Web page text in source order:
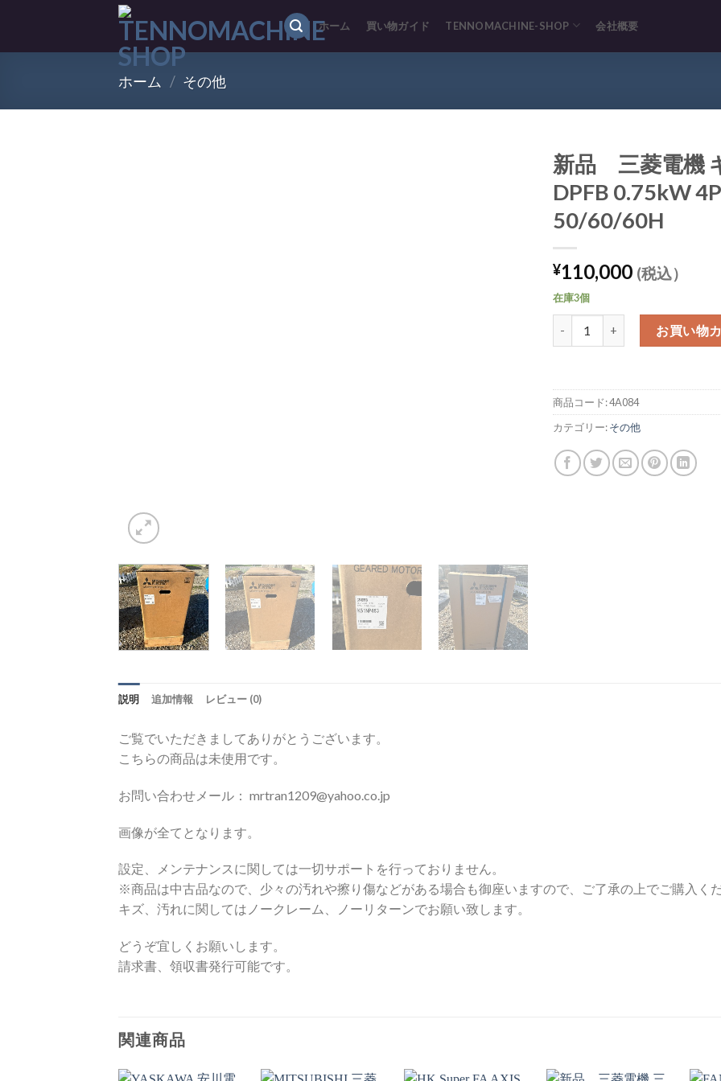
content
ホーム 買い物ガイド TENNOMACHINE-SHOP 会社概要
ホーム / その他
新品 三菱電機
DPFB 0.75kW
50/60/60H
¥110,000 (税込）
在庫3個
新品 三菱電機 ギヤードモー
お買い物
商品コード:4A084
カテゴリー:その他
説明 追加情報 レビュー (0)
ご覧でいただきましてありがとうございます。
こちらの商品は未使用です。
お問い合わせメール： mrtran1209@yahoo.co.jp
画像が全てとなります。
設定、メンテナンスに関しては一切サポートを行っておりません。
※商品は中古品なので、少々の汚れや擦り傷などがある場合も御座いますので、ご了承の上でご購入く
キズ、汚れに関してはノークレーム、ノーリターンでお願い致します。
どうぞ宜しくお願いします。
請求書、領収書発行可能です。
関連商品